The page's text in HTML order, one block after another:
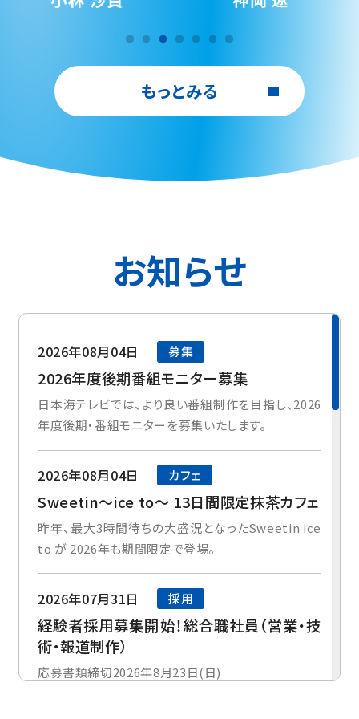
もっとみる
お知らせ
2026年08月04日 募集
2026年度後期番組モニター募集
日本海テレビでは、より良い番組制作を目指し、2026
年度後期・番組モニターを募集いたします。
2026年08月04日 カフェ
Sweetin～ice to～ 13日間限定抹茶カフェ
昨年、最大3時間待ちの大盛況となったSweetin ice
to が 2026年も期間限定で登場。
2026年07月31日 採用
経験者採用募集開始！総合職社員（営業・技
術・報道制作）
応募書類締切2026年8月23日(日)